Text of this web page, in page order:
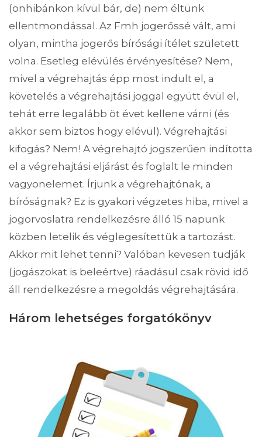
(önhibánkon kívül bár, de) nem éltünk
ellentmondással. Az Fmh jogerőssé vált, ami
olyan, mintha jogerős bírósági ítélet született
volna. Esetleg elévülés érvényesítése? Nem,
mivel a végrehajtás épp most indult el, a
követelés a végrehajtási joggal együtt évül el,
tehát erre legalább öt évet kellene várni (és
akkor sem biztos hogy elévül). Végrehajtási
kifogás? Nem! A végrehajtó jogszerűen indította
el a végrehajtási eljárást és foglalt le minden
vagyonelemet. Írjunk a végrehajtónak, a
bíróságnak? Ez is gyakori végzetes hiba, mivel a
jogorvoslatra rendelkezésre álló 15 napunk
közben letelik és véglegesítettük a tartozást.
Akkor mit lehet tenni? Valóban kevesen tudják
(jogászokat is beleértve) ráadásul csak rövid idő
áll rendelkezésre a megoldás végrehajtására.
Három lehetséges forgatókönyv